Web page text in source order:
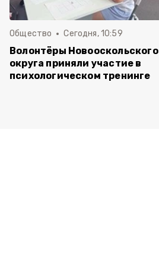
Общество Сегодня, 10:59
Волонтёры Новооскольского
округа приняли участие в
психологическом тренинге